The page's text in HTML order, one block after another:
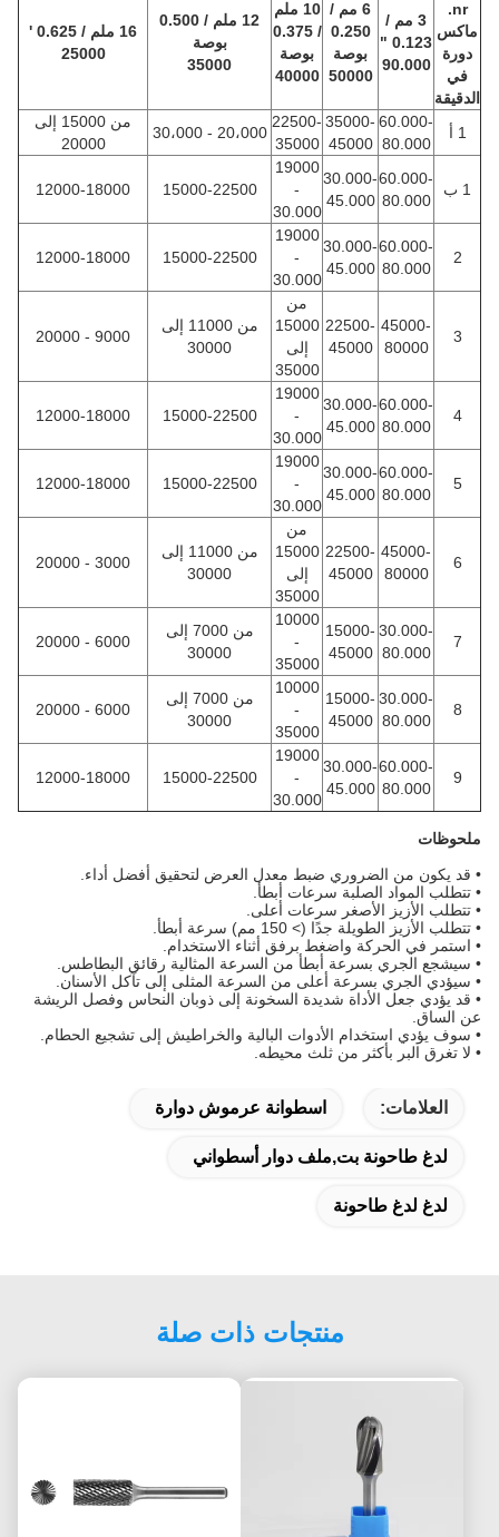
nr.
ماكس
دورة
في
الدقيقة
3 مم /
0.123 "
90.000
6 مم /
0.250
بوصة
50000
10 ملم
/ 0.375
بوصة
40000
12 ملم / 0.500
بوصة
35000
16 ملم / 0.625 '
25000
60.000-
80.000
35000-
45000
22500-
35000
20،000 - 30،000
من 15000 إلى
20000
60.000-
80.000
30.000-
45.000
19000
30.000
15000-22500
12000-18000
2
60.000-
80.000
30.000-
45.000
19000
30.000
15000-22500
12000-18000
3
45000-
80000
22500-
45000
من
15000
إلى
35000
من 11000 إلى
30000
9000 - 20000
4
60.000-
80.000
30.000-
45.000
19000
30.000
15000-22500
12000-18000
5
60.000-
80.000
30.000-
45.000
19000
30.000
15000-22500
12000-18000
6
45000-
80000
22500-
45000
من
15000
إلى
35000
من 11000 إلى
30000
3000 - 20000
7
30.000-
80.000
15000-
45000
10000
35000
من 7000 إلى
30000
6000 - 20000
8
30.000-
80.000
15000-
45000
10000
35000
من 7000 إلى
30000
6000 - 20000
9
60.000-
80.000
30.000-
45.000
19000
30.000
15000-22500
12000-18000
ملحوظات
قد يكون من الضروري ضبط معدل العرض لتحقيق أفضل أداء.
• تتطلب المواد الصلبة سرعات أبطأ.
• تتطلب الأزيز الأصغر سرعات أعلى.
• تتطلب الأزيز الطويلة جدًا (> 150 مم) سرعة أبطأ.
• استمر في الحركة واضغط برفق أثناء الاستخدام.
• سيشجع الجري بسرعة أبطأ من السرعة المثالية رقائق البطاطس.
• سيؤدي الجري بسرعة أعلى من السرعة المثلى إلى تآكل الأسنان.
• قد يؤدي جعل الأداة شديدة السخونة إلى ذوبان النحاس وفصل الريشة
عن الساق.
• سوف يؤدي استخدام الأدوات البالية والخراطيش إلى تشجيع الحطام.
• لا تغرق البر بأكثر من ثلث محيطه.
العلامات: اسطوانة عرموش دوارة
لدغ طاحونة بت,ملف دوار أسطواني
لدغ لدغ طاحونة
منتجات ذات صلة